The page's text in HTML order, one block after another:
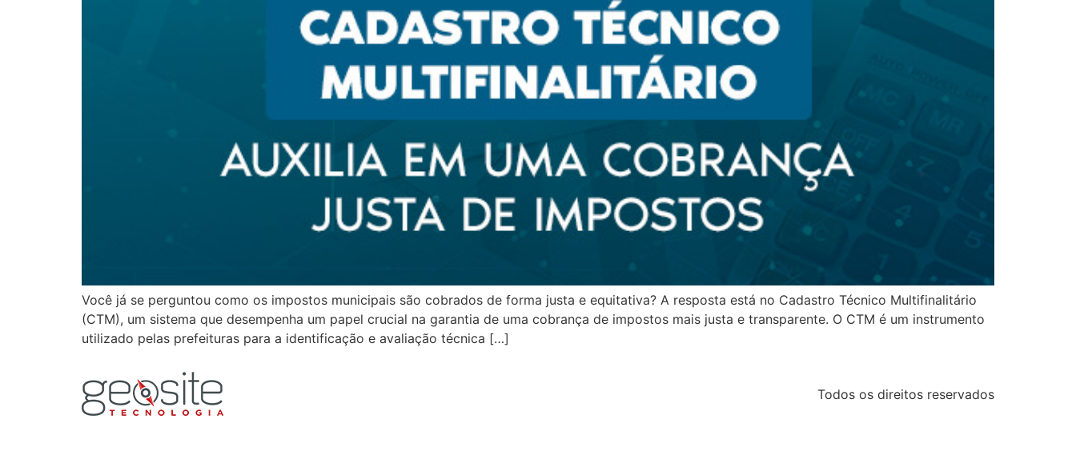
Você já se perguntou como os impostos municipais são cobrados de forma justa e equitativa? A resposta está no Cadastro Técnico Multifinalitário
(CTM), um sistema que desempenha um papel crucial na garantia de uma cobrança de impostos mais justa e transparente. O CTM é um instrumento
utilizado pelas prefeituras para a identificação e avaliação técnica […]
Todos os direitos reservados